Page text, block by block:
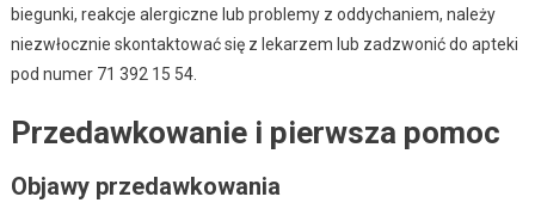
biegunki, reakcje alergiczne lub problemy z oddychaniem, należy
niezwłocznie skontaktować się z lekarzem lub zadzwonić do apteki
pod numer 71 392 15 54.
Przedawkowanie i pierwsza pomoc
Objawy przedawkowania